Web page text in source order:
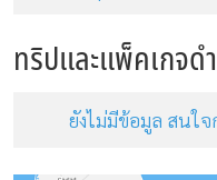
ทริปและแพ็คเกจด
ยังไม่มีข้อมูล สนใ